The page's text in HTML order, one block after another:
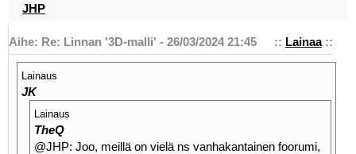
JHP
:: Lainaa::
Aihe: Re: Linnan '3D-malli' - 26/03/2024 21:45
Lainaus
JK
Lainaus
TheQ
@JHP: Joo, meillä on vielä ns vanhakantainen foorumi,